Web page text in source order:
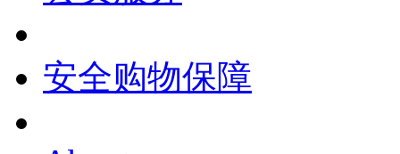
安全购物保障